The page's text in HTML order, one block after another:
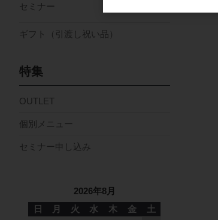
セミナー
ギフト（引渡し祝い品）
特集
OUTLET
個別メニュー
セミナー申し込み
2026年8月
日
月 火 水 木 金
土